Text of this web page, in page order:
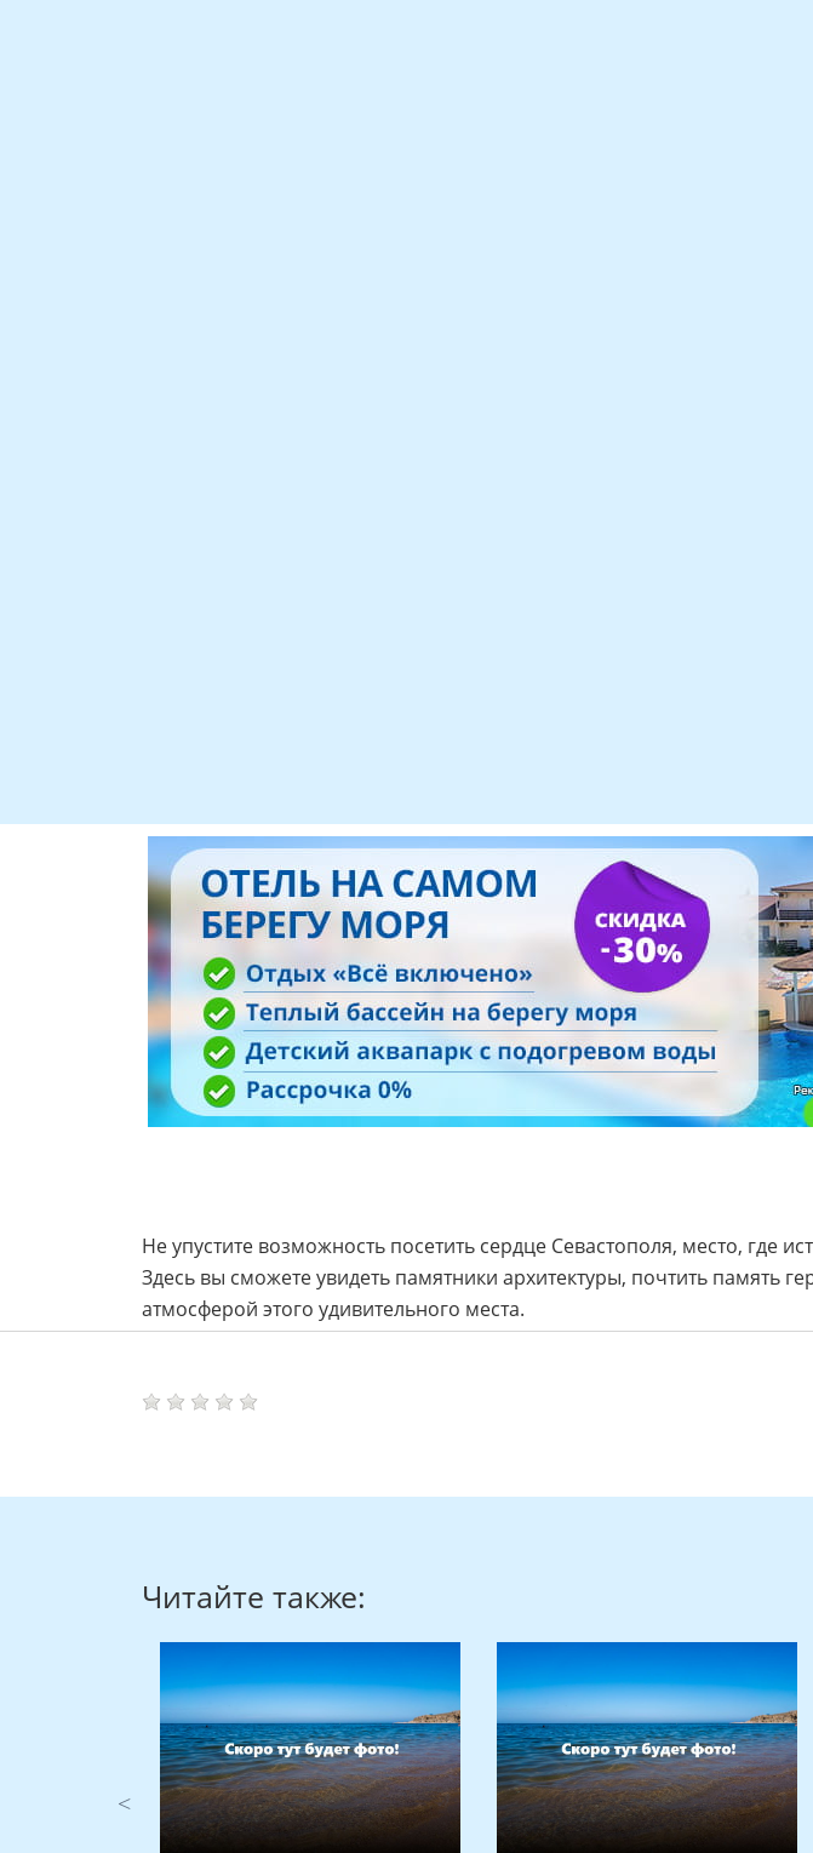
Не упустите возможность посетить сердце Севастополя, место, где
Здесь вы сможете увидеть памятники архитектуры, почтить память
атмосферой этого удивительного места.
Читайте также: